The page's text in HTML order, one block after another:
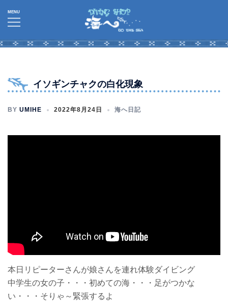
ン
イソギンチャクの白化現象
BY UMIHE 2022年8月24日 海へ日記
本日リピーターさんが娘さんを連れ体験ダイビング
中学生の女の子・・・初めての海・・・足がつかな
い・・・そりゃ～緊張するよ